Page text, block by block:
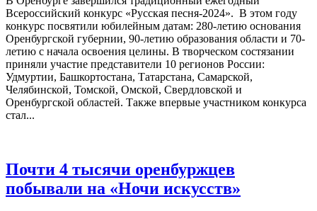
Всероссийский конкурс «Русская песня-2024». В этом году
конкурс посвятили юбилейным датам: 280-летию основания
Оренбургской губернии, 90-летию образования области и 70-
летию с начала освоения целины. В творческом состязании
приняли участие представители 10 регионов России:
Удмуртии, Башкортостана, Татарстана, Самарской,
Челябинской, Томской, Омской, Свердловской и
Оренбургской областей. Также впервые участником конкурса
стал...
Почти 4 тысячи оренбуржцев
побывали на «Ночи искусств»